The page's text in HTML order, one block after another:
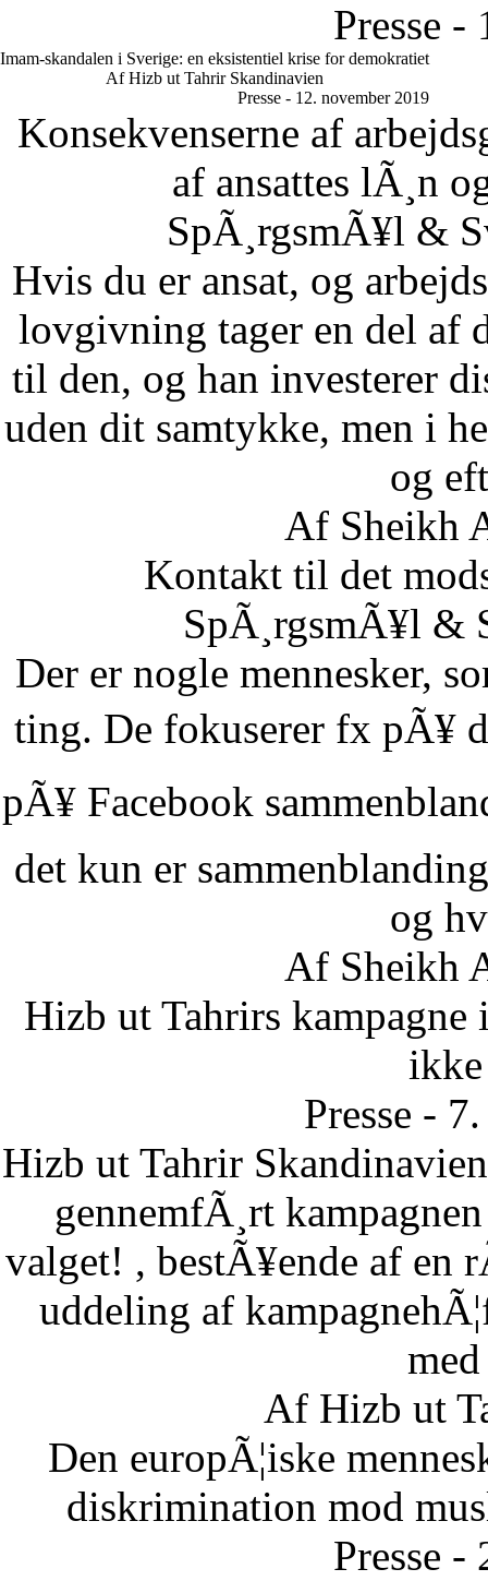
Presse -
Imam-skandalen i Sverige: en eksistentiel krise for demokratiet
Af Hizb ut Tahrir Skandinavien
Presse - 12. november 2019
Konsekvenserne af
af ansattes lÃ¸n
SpÃ¸rgsmÃ¥l &
Hvis du er ansat, og
lovgivning tager en del af
til den, og han investerer
uden dit samtykke, men i
og
Af Sheikh
Kontakt til det
SpÃ¸rgsmÃ¥l &
Der er nogle mennesker,
ting. De fokuserer fx pÃ¥
pÃ¥ Facebook
det kun er
og
Af Sheikh
Hizb ut Tahrirs
Presse -
Hizb ut Tahrir
gennemfÃ¸rt
valget! , bestÃ¥ende af en
uddeling af
Af Hizb ut
Den europÃ¦iske
diskrimination mod
Presse -